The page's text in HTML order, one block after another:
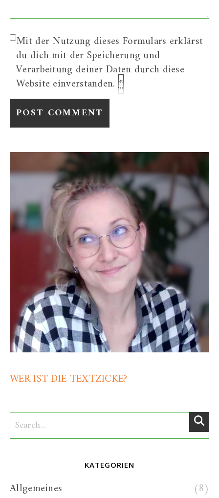
Mit der Nutzung dieses Formulars erklärst
du dich mit der Speicherung und
Verarbeitung deiner Daten durch diese
Website einverstanden. *
WER IST DIE TEXTZICKE?
KATEGORIEN
Allgemeines
(8)